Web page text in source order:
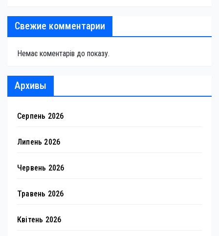
Свежие комментарии
Немає коментарів до показу.
Архивы
Серпень 2026
Липень 2026
Червень 2026
Травень 2026
Квітень 2026